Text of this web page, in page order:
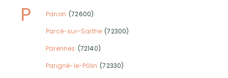
P Panon (72600)
Parcé-sur-Sarthe (72300)
Parennes (72140)
Parigné-le-Pôlin (72330)